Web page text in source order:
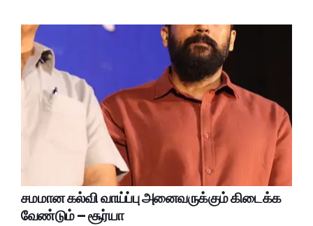
சமமான கல்வி வாய்ப்பு அனைவருக்கும் கிடைக்க
வேண்டும் – சூர்யா